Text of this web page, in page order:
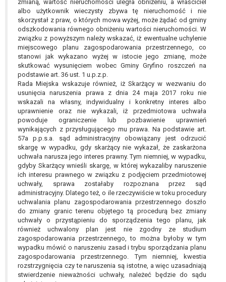
zmianą, wartość nieruchomości uległa obniżeniu, a właściciel
albo użytkownik wieczysty zbywa tę nieruchomość i nie
skorzystał z praw, o których mowa wyżej, może żądać od gminy
odszkodowania równego obniżeniu wartości nieruchomości. W
związku z powyższym należy wskazać, iż ewentualne uchylenie
miejscowego planu zagospodarowania przestrzennego, co
stanowi jak wykazano wyżej w istocie jego zmianę, może
skutkować wysunięciem wobec Gminy Gryfino roszczeń na
podstawie art. 36 ust. 1 u.p.z.p.
Rada Miejska wskazuje również, iż Skarżący w wezwaniu do
usunięcia naruszenia prawa z dnia 24 maja 2017 roku nie
wskazali na własny, indywidualny i konkretny interes albo
uprawnienie oraz nie wykazali, iż przedmiotowa uchwała
powoduje ograniczenie lub pozbawienie uprawnień
wynikających z przysługującego mu prawa. Na podstawie art.
57a p.p.s.a. sąd administracyjny obowiązany jest odrzucić
skargę w wypadku, gdy skarżący nie wykazał, że zaskarżona
uchwała narusza jego interes prawny. Tym niemniej, w wypadku,
gdyby Skarżący wnieśli skargę, w której wykazaliby naruszenie
ich interesu prawnego w związku z podjęciem przedmiotowej
uchwały, sprawa zostałaby rozpoznana przez sąd
administracyjny. Dlatego też, o ile rzeczywiście w toku procedury
uchwalania planu zagospodarowania przestrzennego doszło
do zmiany granic terenu objętego tą procedurą bez zmiany
uchwały o przystąpieniu do sporządzenia tego planu, jak
również uchwalony plan jest nie zgodny ze studium
zagospodarowania przestrzennego, to można byłoby w tym
wypadku mówić o naruszeniu zasad i trybu sporządzania planu
zagospodarowania przestrzennego. Tym niemniej, kwestia
rozstrzygnięcia czy te naruszenia są istotne, a więc uzasadniają
stwierdzenie nieważności uchwały, należeć będzie do sądu